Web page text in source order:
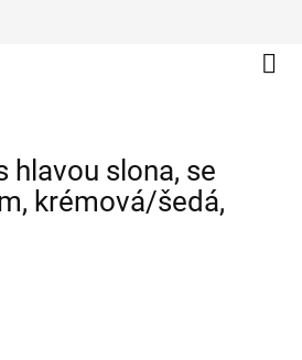
hlavou slona, se
krémová/šedá,